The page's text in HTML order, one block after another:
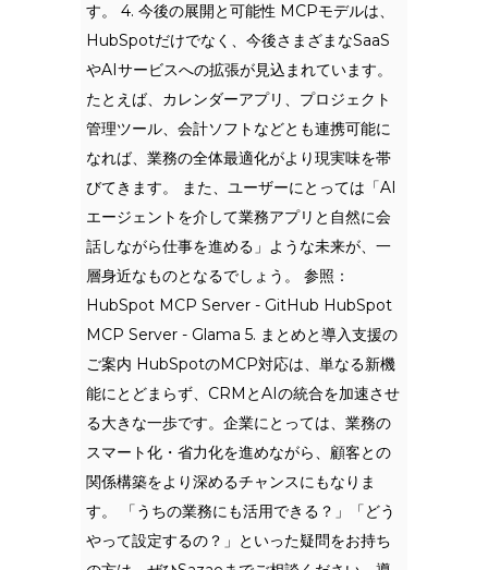
す。 4. 今後の展開と可能性 MCPモデルは、
HubSpotだけでなく、今後さまざまなSaaS
やAIサービスへの拡張が見込まれています。
たとえば、カレンダーアプリ、プロジェクト
管理ツール、会計ソフトなどとも連携可能に
なれば、業務の全体最適化がより現実味を帯
びてきます。 また、ユーザーにとっては「AI
エージェントを介して業務アプリと自然に会
話しながら仕事を進める」ような未来が、一
層身近なものとなるでしょう。 参照：
HubSpot MCP Server - GitHub HubSpot
MCP Server - Glama 5. まとめと導入支援の
ご案内 HubSpotのMCP対応は、単なる新機
能にとどまらず、CRMとAIの統合を加速させ
る大きな一歩です。企業にとっては、業務の
スマート化・省力化を進めながら、顧客との
関係構築をより深めるチャンスにもなりま
す。 「うちの業務にも活用できる？」「どう
やって設定するの？」といった疑問をお持ち